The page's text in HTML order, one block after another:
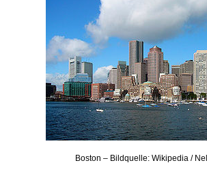
Boston – Bildquelle: Wikipedia /